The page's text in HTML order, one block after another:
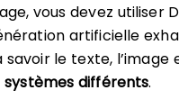
vous devez utiliser
artificielle
le texte, l’image
différents.